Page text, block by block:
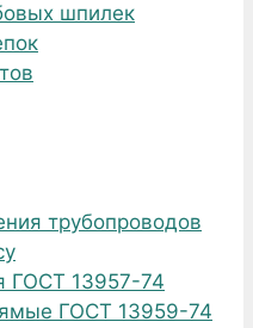
шпилек
трубопроводов
ГОСТ 13957-74
ГОСТ 13959-74